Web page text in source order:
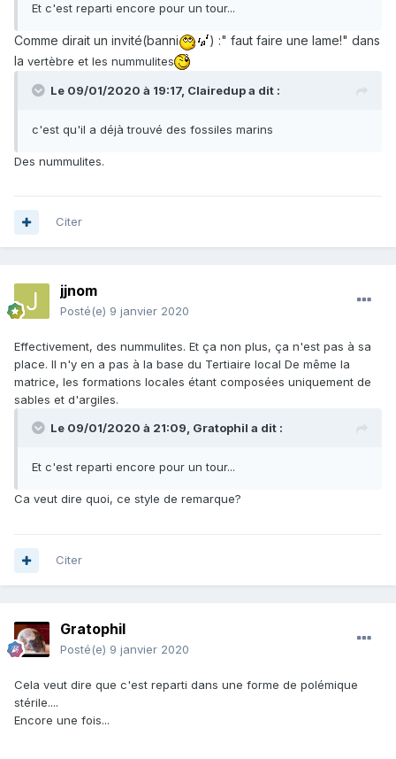
Et c'est reparti encore pour un tour...
Comme dirait un invité(banni
) :" faut faire une lame!" dans
la vertèbre et les nummulites
Le 09/01/2020 à 19:17, Clairedupa dit :
c'est qu'il a déjà trouvé des fossiles marins
Des nummulites.
Citer
jjnom
Posté(e) 9 janvier 2020
Effectivement, des nummulites. Et ça non plus, ça n'est pas à sa
place. Il n'y en a pas à la base du Tertiaire local De même la
matrice, les formations locales étant composées uniquement de
sables et d'argiles.
Le 09/01/2020 à 21:09, Gratophil a dit :
Et c'est reparti encore pour un tour...
Ca veut dire quoi, ce style de remarque?
Citer
Gratophil
Posté(e) 9 janvier 2020
Cela veut dire que c'est reparti dans une forme de polémique
stérile....
Encore une fois...